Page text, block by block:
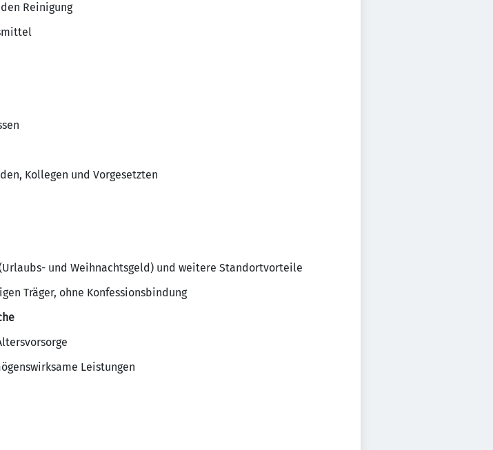
Reinigung
Kollegen und Vorgesetzten
und Weihnachtsgeld) und weitere Standortvorteile
Träger, ohne Konfessionsbindung
Leistungen